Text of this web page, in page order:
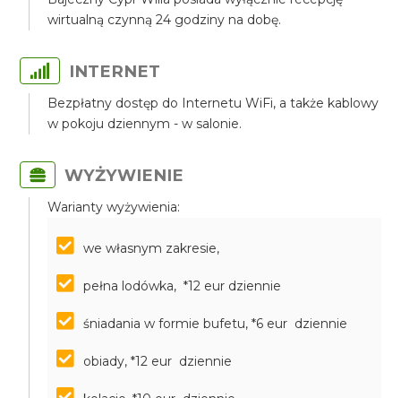
wirtualną czynną 24 godziny na dobę.
INTERNET
Bezpłatny dostęp do Internetu WiFi, a także kablowy
w pokoju dziennym - w salonie.
WYŻYWIENIE
Warianty wyżywienia:
we własnym zakresie,
pełna lodówka, *12 eur dziennie
śniadania w formie bufetu, *6 eur dziennie
obiady, *12 eur dziennie